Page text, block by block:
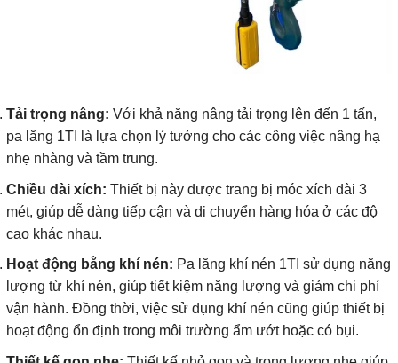
Tải trọng nâng: Với khả năng nâng tải trọng lên đến 1 tấn,
pa lăng 1TI là lựa chọn lý tưởng cho các công việc nâng hạ
nhẹ nhàng và tầm trung.
Chiều dài xích: Thiết bị này được trang bị móc xích dài 3
mét, giúp dễ dàng tiếp cận và di chuyển hàng hóa ở các độ
cao khác nhau.
Hoạt động bằng khí nén: Pa lăng khí nén 1TI sử dụng năng
lượng từ khí nén, giúp tiết kiệm năng lượng và giảm chi phí
vận hành. Đồng thời, việc sử dụng khí nén cũng giúp thiết bị
hoạt động ổn định trong môi trường ẩm ướt hoặc có bụi.